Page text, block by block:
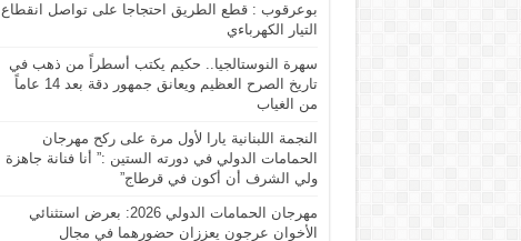
بوعرقوب : قطع الطريق احتجاجا على تواصل انقطاع
التيار الكهرباءي
سهرة النوستالجيا.. حكيم يكتب أسطراً من ذهب في
تاريخ الصرح العظيم ويعانق جمهور دقة بعد 14 عاماً
من الغياب
النجمة اللبنانية يارا لأول مرة على ركح مهرجان
الحمامات الدولي في دورته الستين :” أنا فنانة جاهزة
ولي الشرف أن أكون في قرطاج”
مهرجان الحمامات الدولي 2026: بعرض استثنائي
الأخوان عرجون يعززان حضورهما في مجال